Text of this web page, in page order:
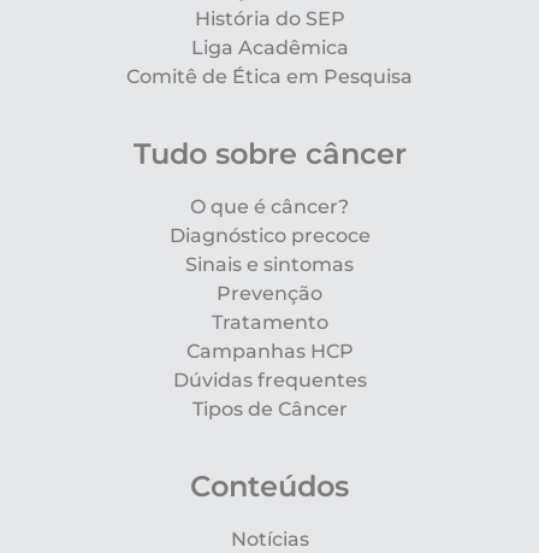
História do SEP
Liga Acadêmica
Comitê de Ética em Pesquisa
Tudo sobre câncer
O que é câncer?
Diagnóstico precoce
Sinais e sintomas
Prevenção
Tratamento
Campanhas HCP
Dúvidas frequentes
Tipos de Câncer
Conteúdos
Notícias